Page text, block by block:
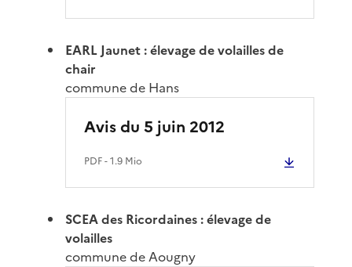
EARL Jaunet : élevage de volailles de
chair
commune de Hans
Avis du 5 juin 2012
PDF- 1.9 Mio
SCEA des Ricordaines : élevage de
volailles
commune de Aougny